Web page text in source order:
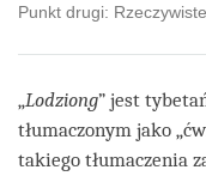
Punkt drugi:
„Lodziong” jest
tłumaczonym jako
takiego tłumaczenia